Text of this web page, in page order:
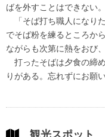
ばを外すことはできない。
「そば打ち職人になり
でそば粉を練るところか
ながらも次第に熱をおび
打ったそばは夕食の締
りがある。忘れずにお願